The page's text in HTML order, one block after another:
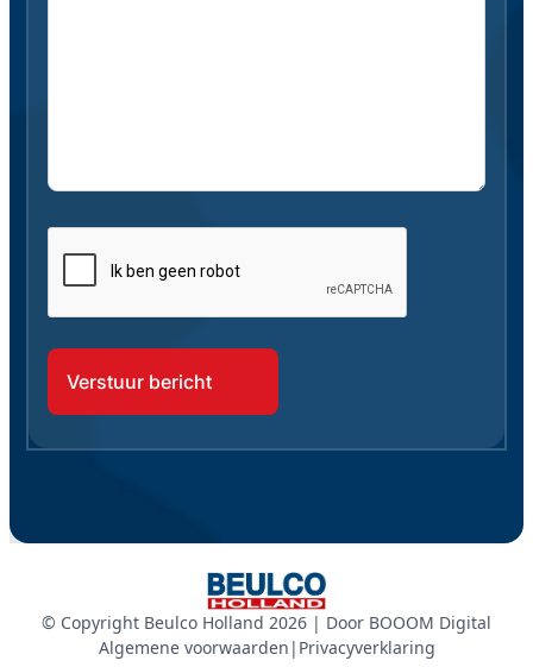
© Copyright Beulco Holland 2026 | Door BOOOM Digital
Algemene voorwaarden | Privacyverklaring